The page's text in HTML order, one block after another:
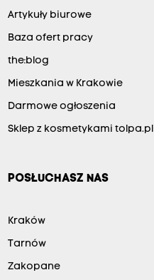
Artykuły biurowe
Baza ofert pracy
the:blog
Mieszkania w Krakowie
Darmowe ogłoszenia
Sklep z kosmetykami tolpa.pl
POSŁUCHASZ NAS
Kraków
Tarnów
Zakopane